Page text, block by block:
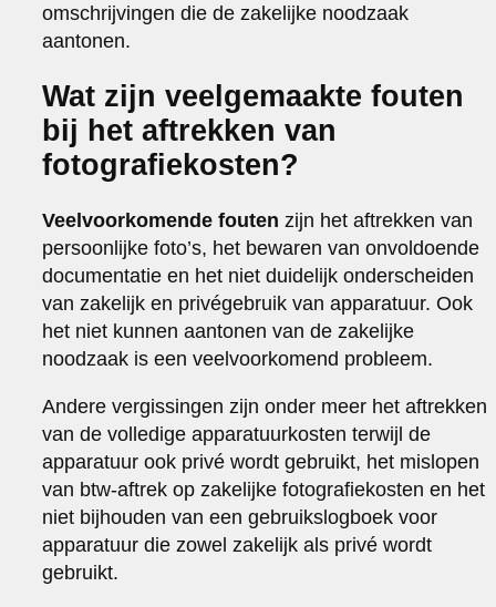
omschrijvingen die de zakelijke noodzaak
aantonen.
Wat zijn veelgemaakte fouten
bij het aftrekken van
fotografiekosten?
Veelvoorkomende fouten zijn het aftrekken van
persoonlijke foto’s, het bewaren van onvoldoende
documentatie en het niet duidelijk onderscheiden
van zakelijk en privégebruik van apparatuur. Ook
het niet kunnen aantonen van de zakelijke
noodzaak is een veelvoorkomend probleem.
Andere vergissingen zijn onder meer het aftrekken
van de volledige apparatuurkosten terwijl de
apparatuur ook privé wordt gebruikt, het mislopen
van btw-aftrek op zakelijke fotografiekosten en het
niet bijhouden van een gebruikslogboek voor
apparatuur die zowel zakelijk als privé wordt
gebruikt.